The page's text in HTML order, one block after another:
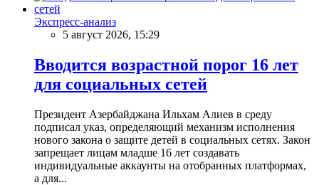
Экспресс-анализ
5 август 2026, 15:29
Вводится возрастной порог 16 лет
для социальных сетей
Президент Азербайджана Ильхам Алиев в среду
подписал указ, определяющий механизм исполнения
нового закона о защите детей в социальных сетях. Закон
запрещает лицам младше 16 лет создавать
индивидуальные аккаунты на отобранных платформах,
а для...